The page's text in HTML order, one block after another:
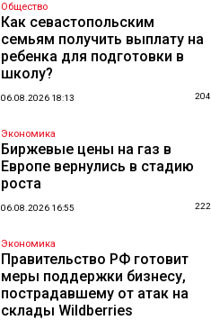
Общество
Как севастопольским
семьям получить выплату на
ребенка для подготовки в
школу?
06.08.2026 18:13 204
Экономика
Биржевые цены на газ в
Европе вернулись в стадию
роста
06.08.2026 16:55 222
Экономика
Правительство РФ готовит
меры поддержки бизнесу,
пострадавшему от атак на
склады Wildberries